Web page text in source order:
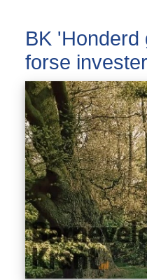
BK 'Honderd
forse